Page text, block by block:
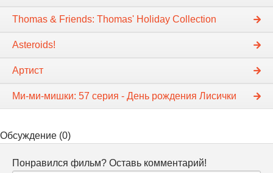
Thomas & Friends: Thomas' Holiday Collection
Asteroids!
Артист
Ми-ми-мишки: 57 серия - День рождения Лисички
Обсуждение (0)
Понравился фильм? Оставь комментарий!